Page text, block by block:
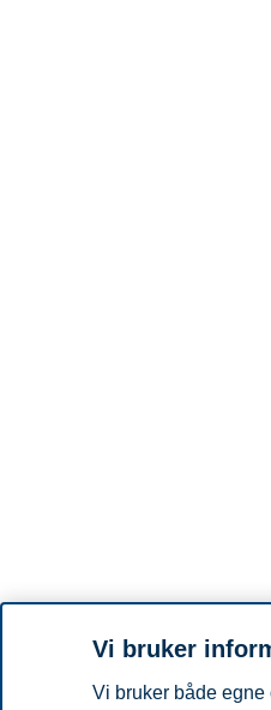
Vi bruker
Vi bruker både egne